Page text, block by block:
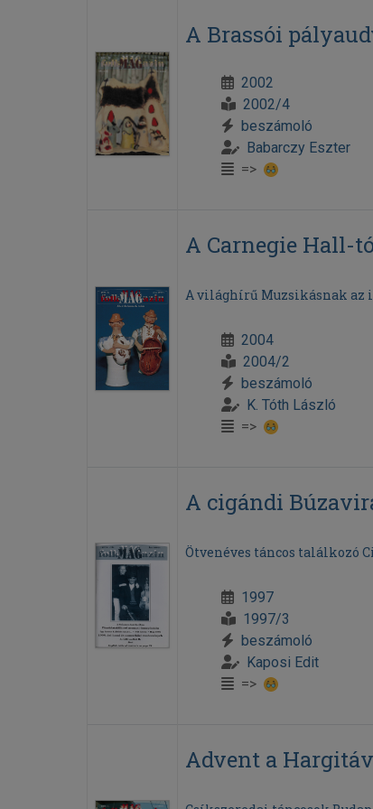
A Brassói
2002
2002/4
beszámoló
Babarczy Eszter
=>
A Carnegie Hall-
A világhírű Muzsikásnak
2004
2004/2
beszámoló
K. Tóth László
=>
A cigándi
Ötvenéves táncos találkozó
1997
1997/3
beszámoló
Kaposi Edit
=>
Advent a